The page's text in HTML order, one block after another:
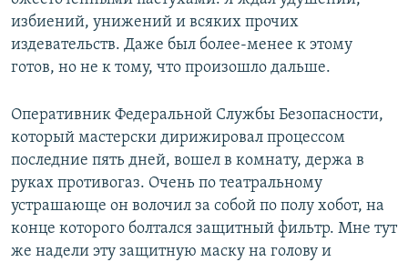
избиений, унижений и всяких прочих
издевательств. Даже был более-менее к этому
готов, но не к тому, что произошло дальше.
Оперативник Федеральной Службы Безопасности,
который мастерски дирижировал процессом
последние пять дней, вошел в комнату, держа в
руках противогаз. Очень по театральному
устрашающе он волочил за собой по полу хобот, на
конце которого болтался защитный фильтр. Мне тут
же надели эту защитную маску на голову и